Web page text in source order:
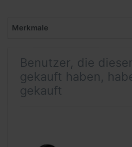
Merkmale
Benutzer, die
gekauft haben,
gekauft